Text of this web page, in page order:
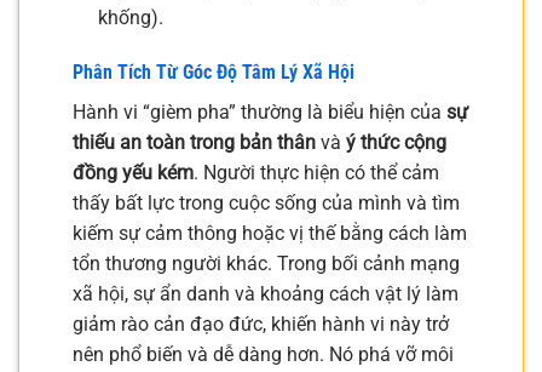
khống).
Phân Tích Từ Góc Độ Tâm Lý Xã Hội
Hành vi “gièm pha” thường là biểu hiện của sự
thiếu an toàn trong bản thân và ý thức cộng
đồng yếu kém. Người thực hiện có thể cảm
thấy bất lực trong cuộc sống của mình và tìm
kiếm sự cảm thông hoặc vị thế bằng cách làm
tổn thương người khác. Trong bối cảnh mạng
xã hội, sự ẩn danh và khoảng cách vật lý làm
giảm rào cản đạo đức, khiến hành vi này trở
nên phổ biến và dễ dàng hơn. Nó phá vỡ môi